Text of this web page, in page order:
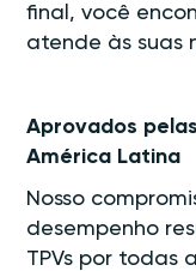
final, você
atende às suas
Aprovados
América Latina
Nosso
desempenho
TPVs por todas